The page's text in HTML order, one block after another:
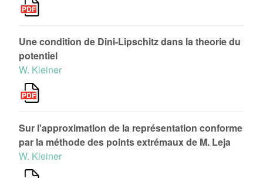
Une condition de Dini-Lipschitz dans la theorie du
potentiel
W. Kleiner
Sur l'approximation de la représentation conforme
par la méthode des points extrémaux de M. Leja
W. Kleiner